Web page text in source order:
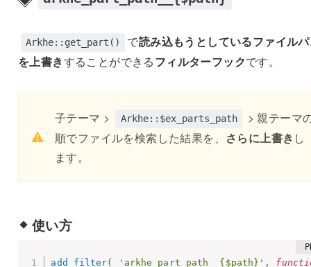
Arkhe::get_part() で読み込もうとしているファイル
を上書きすることができるフィルターフックです。
子テーマ > Arkhe::$ex_parts_path
> 親テーマ
順でファイルを検索した結果を、 さらに上書き し
ます。
使い方
add_filter( 'arkhe_part_path__{$path}' ,